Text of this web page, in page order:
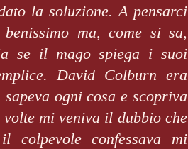
la soluzione. A pensarci
ma, come si sa,
se il mago spiega i suoi
David Colburn era
ogni cosa e scopriva
mi veniva il dubbio che
colpevole confessava mi